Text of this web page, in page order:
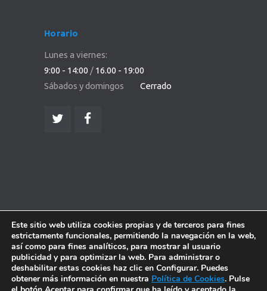
Horario
Lunes a viernes:
9:00 - 14:00 / 16.00 - 19:00
Sábados y domingos Cerrado
Este sitio web utiliza cookies propias y de terceros para fines
estrictamente funcionales, permitiendo la navegación en la web,
así como para fines analíticos, para mostrar al usuario
publicidad y para optimizar la web. Para administrar o
deshabilitar estas cookies haz clic en Configurar. Puedes
obtener más información en nuestra Política de Cookies. Pulse